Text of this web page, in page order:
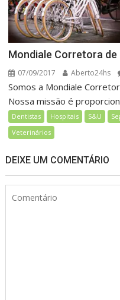
Mondiale Corretora de
07/09/2017 Aberto24hs
Somos a Mondiale
Nossa missão é
Dentistas Hospitais S&U
Veterinários
DEIXE UM COMENTÁRIO